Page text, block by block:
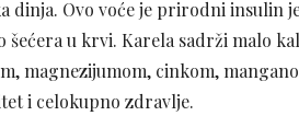
dinja. Ovo voće je prirodni insulin
šećera u krvi. Karela sadrži malo
magnezijumom, cinkom,
i celokupno zdravlje.